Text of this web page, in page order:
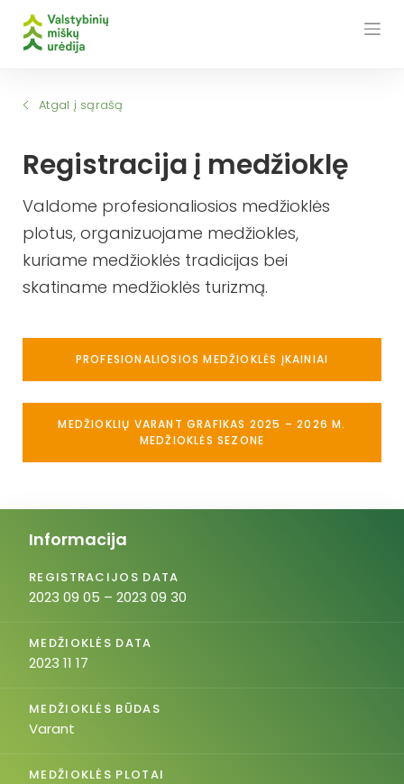
Atgal į sąrašą
Registracija į medžioklę
Valdome profesionaliosios medžioklės
plotus, organizuojame medžiokles,
kuriame medžioklės tradicijas bei
skatiname medžioklės turizmą.
PROFESIONALIOSIOS MEDŽIOKLĖS ĮKAINIAI
MEDŽIOKLIŲ VARANT GRAFIKAS 2025 – 2026 M.
MEDŽIOKLĖS SEZONE
Informacija
REGISTRACIJOS DATA
2023 09 05 – 2023 09 30
MEDŽIOKLĖS DATA
2023 11 17
MEDŽIOKLĖS BŪDAS
Varant
MEDŽIOKLĖS PLOTAI